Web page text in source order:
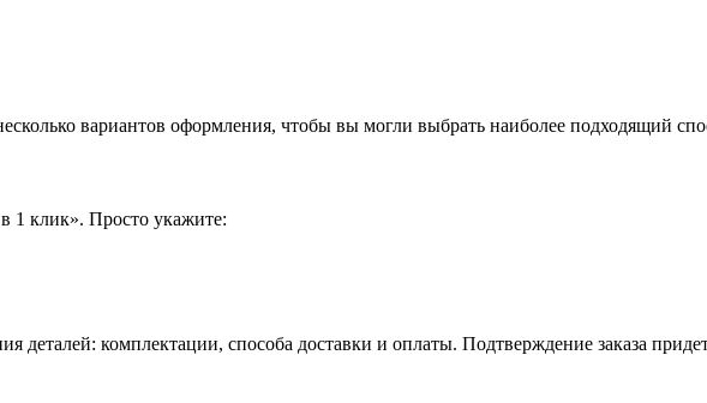
вариантов оформления, чтобы вы могли выбрать наиболее подходящий
1 клик». Просто укажите:
деталей: комплектации, способа доставки и оплаты. Подтверждение заказа